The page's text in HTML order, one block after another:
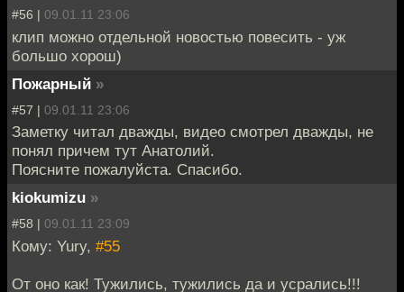
#56 | 09.01.11 23:06
клип можно отдельной новостью повесить - уж
большо хорош)
Пожарный »
#57 | 09.01.11 23:06
Заметку читал дважды, видео смотрел дважды, не
понял причем тут Анатолий.
Поясните пожалуйста. Спасибо.
kiokumizu »
#58 | 09.01.11 23:09
Кому: Yury, #55
От оно как! Тужились, тужились да и усрались!!!